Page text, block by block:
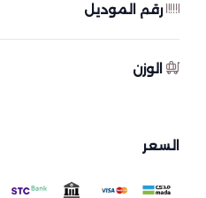
رقم الموديل
الوزن
السعر